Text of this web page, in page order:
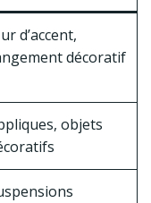
d’accent,
décoratif
objets